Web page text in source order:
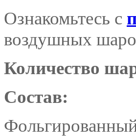
Ознакомьтесь с
воздушных
Количество
Состав: